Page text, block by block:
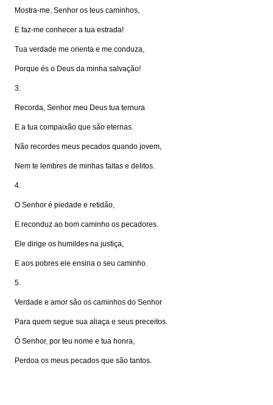
Mostra-me, Senhor os teus caminhos,
E faz-me conhecer a tua estrada!
Tua verdade me orienta e me conduza,
Porque és o Deus da minha salvação!
3.
Recorda, Senhor meu Deus tua ternura
E a tua compaixão que são eternas.
Não recordes meus pecados quando jovem,
Nem te lembres de minhas faltas e delitos.
4.
O Senhor é piedade e retidão,
E reconduz ao bom caminho os pecadores.
Ele dirige os humildes na justiça,
E aos pobres ele ensina o seu caminho.
5.
Verdade e amor são os caminhos do Senhor
Para quem segue sua aliaça e seus preceitos.
Ó Senhor, por teu nome e tua honra,
Perdoa os meus pecados que são tantos.